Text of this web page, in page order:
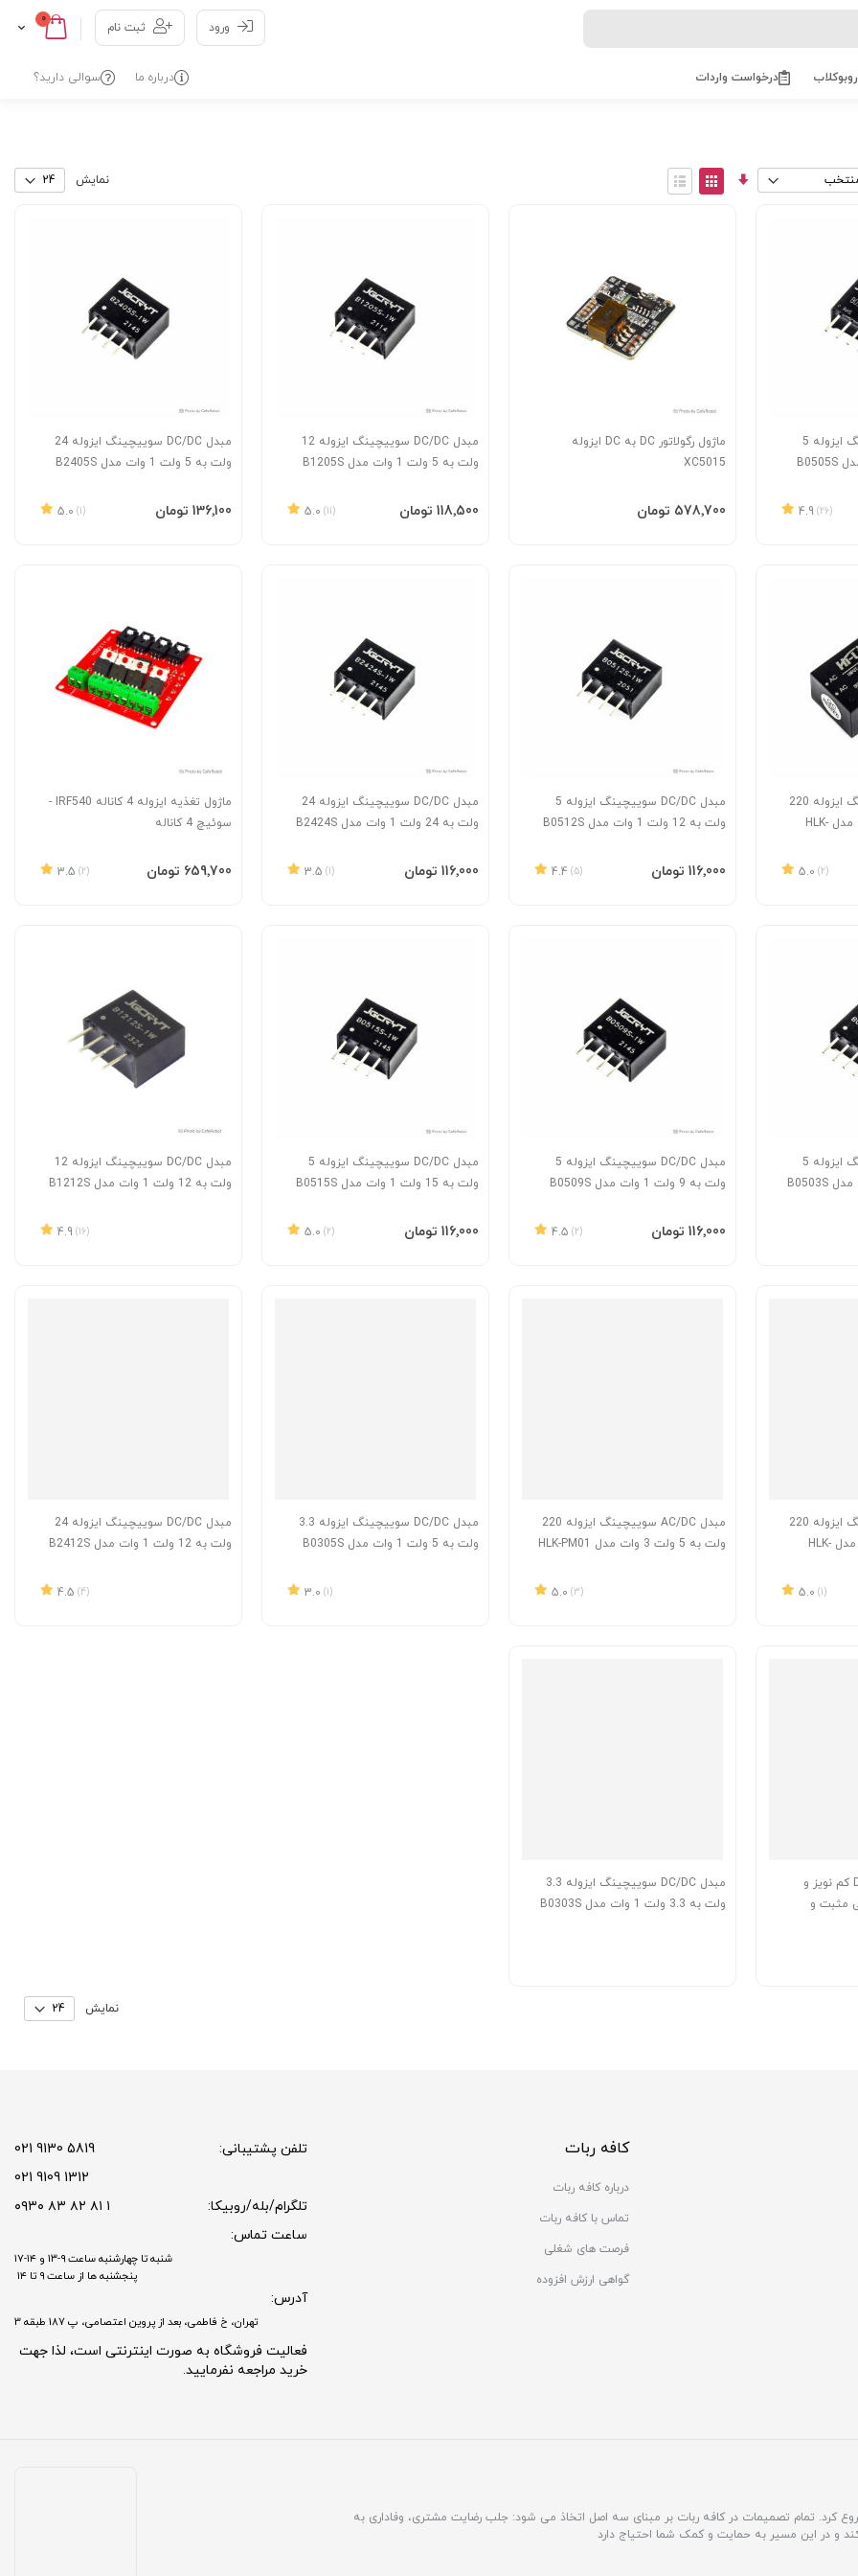
Cart0
Skip
to
ورود ثبت نام
روبوکلاب درخواست واردات سوالی دارید؟ درباره ما
مرتب
سازی
View
as
نمایش
مبدل DC/DC سوییچینگ ایزوله 5
4.9 (26)
ماژول رگولاتور DC به DC ایزوله
XC5015
‎578٬700 تومان
افزودن به سبد
مبدل DC/DC سوییچینگ ایزوله 12
ولت به 5 ولت 1 وات مدل B1205S
5.0 (11) ‎118٬500 تومان
افزودن به سبد
مبدل DC/DC سوییچینگ ایزوله 24
ولت به 5 ولت 1 وات مدل B2405S
5.0 (1) ‎136٬100 تومان
افزودن به سبد
مبدل AC/DC سوییچینگ ایزوله 220
ولت به 3.3 ولت 3 وات مدل HLK-
5.0 (2)
مبدل DC/DC سوییچینگ ایزوله 5
ولت به 12 ولت 1 وات مدل B0512S
4.4 (5) ‎116٬000 تومان
افزودن به سبد
مبدل DC/DC سوییچینگ ایزوله 24
ولت به 24 ولت 1 وات مدل B2424S
3.5 (1) ‎116٬000 تومان
افزودن به سبد
ماژول تغذیه ایزوله 4 کاناله IRF540 -
سوئیچ 4 کاناله
3.5 (2) ‎659٬700 تومان
افزودن به سبد
مبدل DC/DC سوییچینگ ایزوله 5
مبدل DC/DC سوییچینگ ایزوله 5
ولت به 9 ولت 1 وات مدل B0509S
4.5 (2) ‎116٬000 تومان
افزودن به سبد
مبدل DC/DC سوییچینگ ایزوله 5
ولت به 15 ولت 1 وات مدل B0515S
5.0 (2) ‎116٬000 تومان
افزودن به سبد
مبدل DC/DC سوییچینگ ایزوله 12
ولت به 12 ولت 1 وات مدل B1212S
4.9 (16)
مبدل AC/DC سوییچینگ ایزوله 220
ولت به 12 ولت 3 وات مدل HLK-
5.0 (1)
مبدل AC/DC سوییچینگ ایزوله 220
ولت به 5 ولت 3 وات مدل HLK-PM01
5.0 (3)
مبدل DC/DC سوییچینگ ایزوله 3.3
ولت به 5 ولت 1 وات مدل B0305S
3.0 (1)
مبدل DC/DC سوییچینگ ایزوله 24
ولت به 12 ولت 1 وات مدل B2412S
4.5 (4)
ماژول رگوراتور DC به DC کم نویز و
مثبت و
مبدل DC/DC سوییچینگ ایزوله 3.3
ولت به 3.3 ولت 1 وات مدل B0303S
نمایش
کافه ربات
درباره کافه ربات
تماس با کافه ربات
فرصت های شغلی
گواهی ارزش افزوده
تلفن پشتیبانی:
5819 9130 021
1312 9109 021
تلگرام/بله/روبیکا:
۱ ۸۱ ۸۲ ۸۳ ۰۹۳۰
ساعت تماس:
شنبه تا چهارشنبه ساعت ۹-۱۳ و ۱۴-۱۷
پنجشنبه ها از ساعت ۹ تا ۱۴
آدرس:
تهران، خ فاطمی، بعد از پروین اعتصامی، پ 187 طبقه 3
فعالیت فروشگاه به صورت اینترنتی است، لذا جهت
خرید مراجعه نفرمایید.
محور فعالیت خود را شروع کرد. تمام تصمیمات در کافه ربات بر مبنای سه اصل اتخاذ می شود: جلب رضایت مشتری، وفاداری به
و در این مسیر به حمایت و کمک شما احتیاج دارد